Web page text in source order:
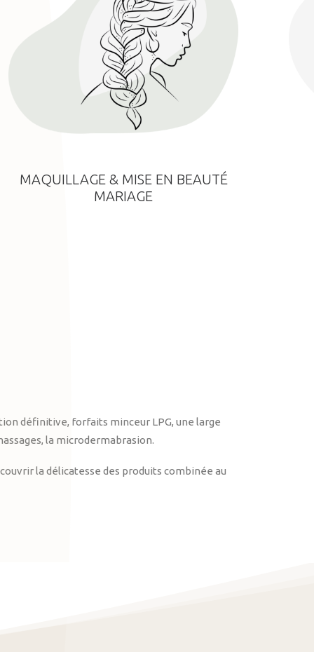
MAQUILLAGE & MISE EN BEAUTÉ
MARIAGE
définitive, forfaits minceur LPG, une large
la microdermabrasion.
la délicatesse des produits combinée au